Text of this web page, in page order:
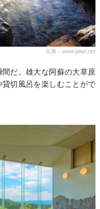
出典：www.jalan.net
だ。雄大な阿蘇の大草原
切風呂を楽しむことがで